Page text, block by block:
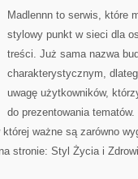
Madlennn to serwis, które
stylowy punkt w sieci dla
treści. Już sama nazwa
charakterystycznym,
uwagę użytkowników,
do prezentowania
ważne są zarówno
stronie: Styl Życia i